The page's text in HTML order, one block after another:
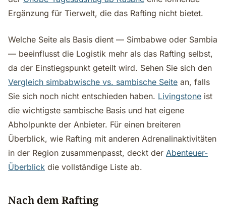
Ergänzung für Tierwelt, die das Rafting nicht bietet.
Welche Seite als Basis dient — Simbabwe oder Sambia
— beeinflusst die Logistik mehr als das Rafting selbst,
da der Einstiegspunkt geteilt wird. Sehen Sie sich den
Vergleich simbabwische vs. sambische Seite an, falls
Sie sich noch nicht entschieden haben. Livingstone ist
die wichtigste sambische Basis und hat eigene
Abholpunkte der Anbieter. Für einen breiteren
Überblick, wie Rafting mit anderen Adrenalinaktivitäten
in der Region zusammenpasst, deckt der Abenteuer-
Überblick die vollständige Liste ab.
Nach dem Rafting